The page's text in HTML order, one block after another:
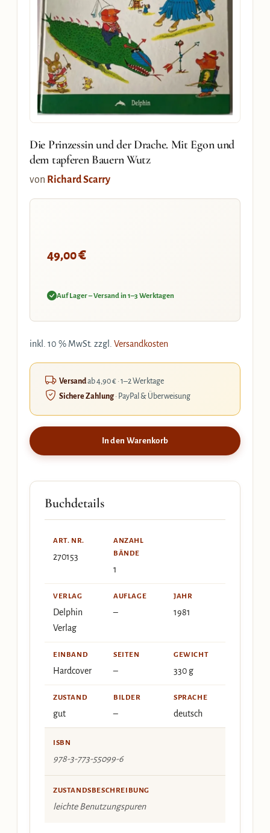
Die Prinzessin und der Drache. Mit Egon und
dem tapferen Bauern Wutz
von Richard Scarry
49,00€
Auf Lager – Versand in 1–3 Werktagen
inkl. 10 % MwSt. zzgl. Versandkosten
Versandab 4,90 € · 1–2 Werktage
Sichere Zahlung· PayPal & Überweisung
In den Warenkorb
Buchdetails
ART. NR.
270153
ANZAHL
BÄNDE
1
VERLAG
Delphin
Verlag
AUFLAGE
–
JAHR
1981
EINBAND
Hardcover
SEITEN
–
GEWICHT
330 g
ZUSTAND
gut
BILDER
–
SPRACHE
deutsch
ISBN
978-3-773-55099-6
ZUSTANDSBESCHREIBUNG
leichte Benutzungspuren